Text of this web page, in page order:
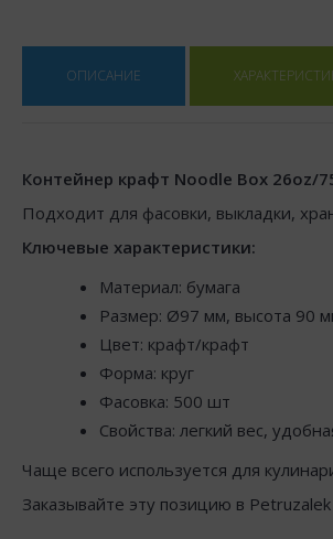
ОПИСАНИЕ
Контейнер крафт Noodle Box
Подходит для фасовки, выкладки,
Ключевые характеристики:
Материал: бумага
Размер: Ø97 мм, высота 90
Цвет: крафт/крафт
Форма: круг
Фасовка: 500 шт
Свойства: легкий вес,
Чаще всего используется для
Заказывайте эту позицию в